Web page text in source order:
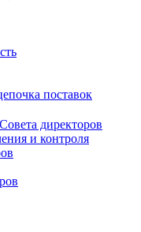
поставок
директоров
и контроля